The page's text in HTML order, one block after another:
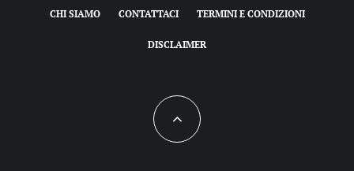
CHI SIAMO CONTATTACI TERMINI E CONDIZIONI
DISCLAIMER